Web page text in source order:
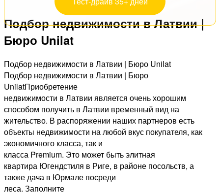
Подбор недвижимости в Латвии |
Бюро Unilat
Подбор недвижимости в Латвии | Бюро Unilat
Подбор недвижимости в Латвии | Бюро
UnilatПриобретение
недвижимости в Латвии является очень хорошим
способом получить в Латвии временный вид на
жительство. В распоряжении наших партнеров есть
объекты недвижимости на любой вкус покупателя, как
экономичного класса, так и
класса Premium. Это может быть элитная
квартира Югендстиля в Риге, в районе посольств, а
также дача в Юрмале посреди
леса. Заполните